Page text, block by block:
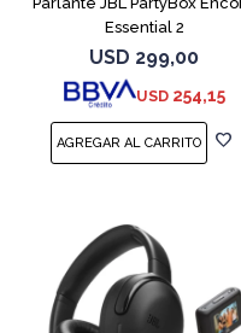
Essential 2
USD 299,00
USD 254,15